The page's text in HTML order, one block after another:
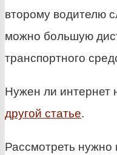
второму водителю
можно большую
транспортного
Нужен ли интернет
другой статье.
Рассмотреть нужно